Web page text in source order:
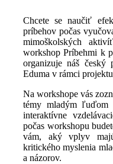
Chcete se naučiť
príbehov počas
mimoškolských
workshop Príbehmi k
organizuje náš
Eduma v rámci projektu
Na workshope vás
témy mladým ľuďom
interaktívne
počas workshopu
vám, aký vplyv
kritického myslenia
a názorov.